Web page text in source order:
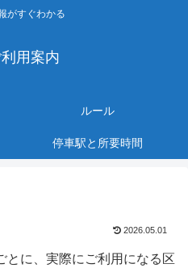
がすぐわかる
用案内
ルール
停車駅と所要時間
2026.05.01
とに、実際にご利用になる区